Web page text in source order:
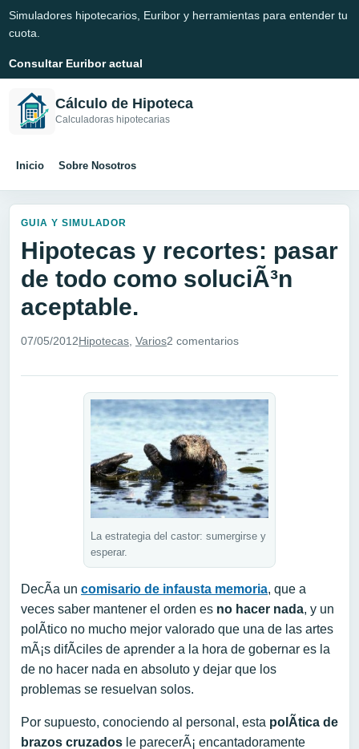
Simuladores hipotecarios, Euribor y herramientas para entender tu
cuota.
Consultar Euribor actual
Cálculo de Hipoteca
Calculadoras hipotecarias
Inicio Sobre Nosotros
GUIA Y SIMULADOR
Hipotecas y recortes: pasar
de todo como soluciÃ³n
aceptable.
07/05/2012Hipotecas Varios2 comentarios
La estrategia del castor: sumergirse y
esperar.
DecÃ­a un comisario de infausta memoria, que a
veces saber mantener el orden es no hacer nada, y un
polÃ­tico no mucho mejor valorado que una de las artes
mÃ¡s difÃ­ciles de aprender a la hora de gobernar es la
de no hacer nada en absoluto y dejar que los
problemas se resuelvan solos.
Por supuesto, conociendo al personal, esta polÃ­tica de
brazos cruzados le parecerÃ¡ encantadoramente